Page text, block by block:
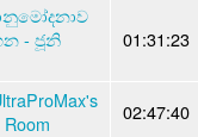
- ජූනි
01:31:23
02:47:40